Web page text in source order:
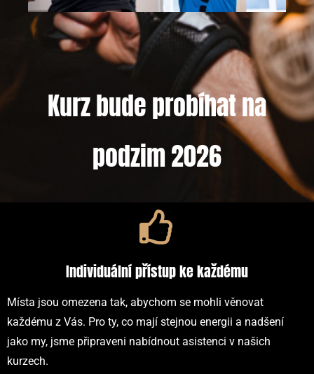
Kurz bude probíhat na
podzim 2026
Individuální přístup ke každému
Místa jsou omezena tak, abychom se mohli věnovat
každému z Vás. Pro ty, co mají stejnou energii a nadšení
jako my, jsme připraveni nabídnout asistenci v našich
kurzech.